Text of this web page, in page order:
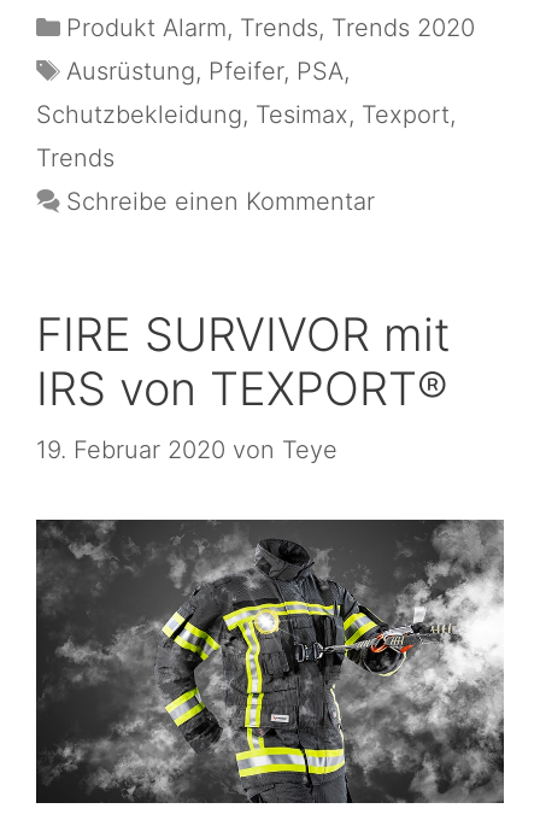
Produkt Alarm, Trends, Trends 2020
Ausrüstung, Pfeifer, PSA,
Schutzbekleidung, Tesimax, Texport,
Trends
Schreibe einen Kommentar
FIRE SURVIVOR mit
IRS von TEXPORT®
19. Februar 2020 von Teye